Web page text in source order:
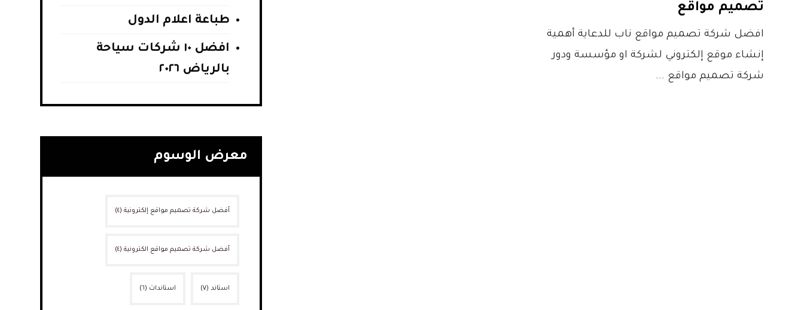
تصميم مواقع
افضل شركة تصميم مواقع ناب للدعاية أهمية
إنشاء موقع إلكتروني لشركة او مؤسسة ودور
شركة تصميم مواقع ...
طباعة اعلام الدول
افضل ١٠ شركات سياحة
بالرياض ٢٠٢٦
معرض الوسوم
أفضل شركة تصميم مواقع إلكترونية(٤)
أفضل شركة تصميم مواقع الكترونية(٤)
استاند(٧) استاندات (٦)